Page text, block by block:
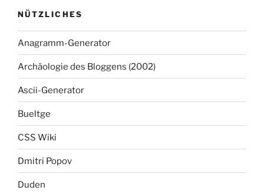
NÜTZLICHES
Anagramm-Generator
Archäologie des Bloggens (2002)
Ascii-Generator
Bueltge
CSS Wiki
Dmitri Popov
Duden